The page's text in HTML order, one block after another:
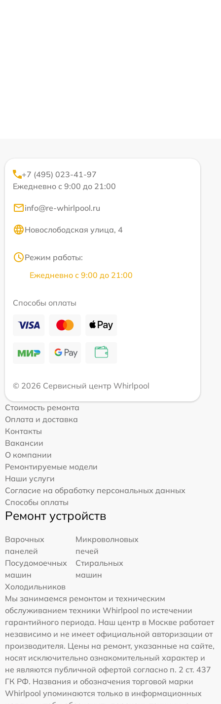
+7 (495) 023-41-97
Ежедневно с 9:00 до 21:00
info@re-whirlpool.ru
Новослободская улица, 4
Режим работы:
Ежедневно с 9:00 до 21:00
Способы оплаты
© 2026 Сервисный центр Whirlpool
Стоимость ремонта
Оплата и доставка
Контакты
Вакансии
О компании
Ремонтируемые модели
Наши услуги
Согласие на обработку персональных данных
Способы оплаты
Ремонт устройств
Варочных
панелей
Микроволновых
печей
Посудомоечных
машин
Стиральных
машин
Холодильников
Мы занимаемся ремонтом и техническим
обслуживанием техники Whirlpool по истечении
гарантийного периода. Наш центр в Москве работает
независимо и не имеет официальной авторизации от
производителя. Цены на ремонт, указанные на сайте,
носят исключительно ознакомительный характер и
не являются публичной офертой согласно п. 2 ст. 437
ГК РФ. Названия и обозначения торговой марки
Whirlpool упоминаются только в информационных